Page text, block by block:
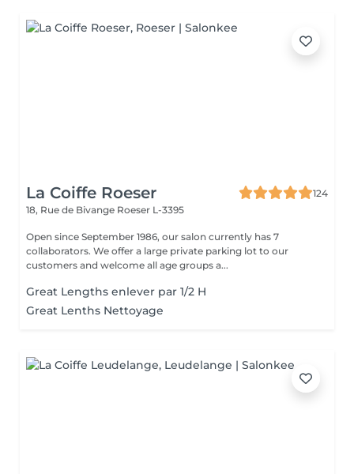
La Coiffe Roeser
124
18, Rue de Bivange Roeser L-3395
Open since September 1986, our salon currently has 7
collaborators. We offer a large private parking lot to our
customers and welcome all age groups a...
Great Lengths enlever par 1/2 H
Great Lenths Nettoyage